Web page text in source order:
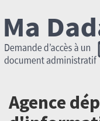
Agence